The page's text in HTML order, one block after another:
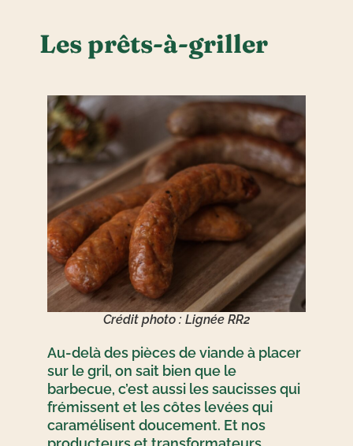
Les prêts-à-griller
Crédit photo : Lignée RR2
Au-delà des pièces de viande à placer
sur le gril, on sait bien que le
barbecue, c’est aussi les saucisses qui
frémissent et les côtes levées qui
caramélisent doucement. Et nos